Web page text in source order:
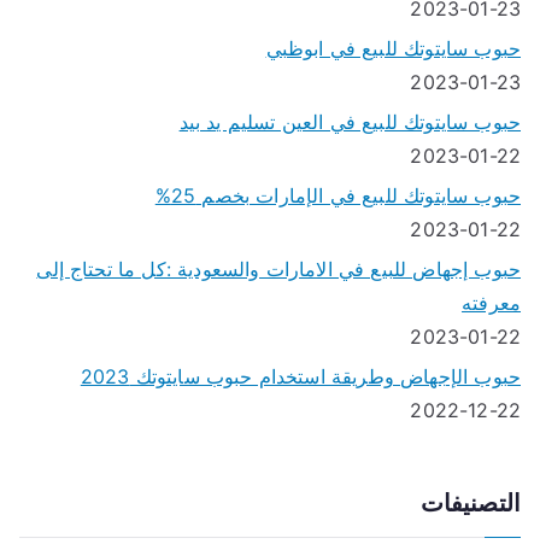
2023-01-23
حبوب سايتوتك للبيع في ابوظبي
2023-01-23
حبوب سايتوتك للبيع في العين تسليم يد بيد
2023-01-22
حبوب سايتوتك للبيع في الإمارات بخصم 25%
2023-01-22
حبوب إجهاض للبيع في الامارات والسعودية :كل ما تحتاج إلى
معرفته
2023-01-22
حبوب الإجهاض وطريقة استخدام حبوب سايتوتك 2023
2022-12-22
التصنيفات